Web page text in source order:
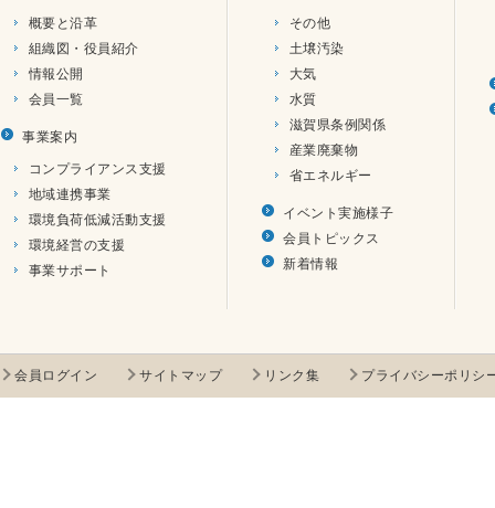
概要と沿革
組織図・役員紹介
情報公開
会員一覧
事業案内
コンプライアンス支援
地域連携事業
環境負荷低減活動支援
環境経営の支援
事業サポート
その他
土壌汚染
大気
水質
滋賀県条例関係
産業廃棄物
省エネルギー
イベント実施様子
会員トピックス
新着情報
会員ログイン サイトマップ リンク集 プライバシーポリシ